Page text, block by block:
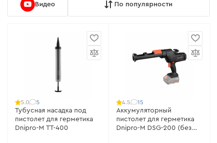
Видео По популярности
5.0 5
Тубусная насадка под
пистолет для герметика
Dnipro-M TT-400
4.5 15
Аккумуляторный
пистолет для герметика
Dnipro-M DSG-200 (без